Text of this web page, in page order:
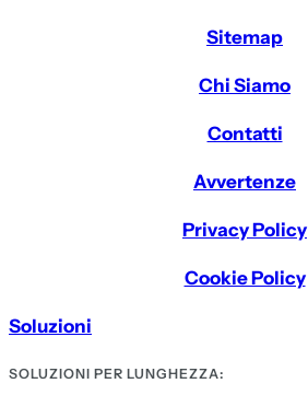
Sitemap
Chi Siamo
Contatti
Avvertenze
Privacy Policy
Cookie Policy
Soluzioni
SOLUZIONI PER LUNGHEZZA: